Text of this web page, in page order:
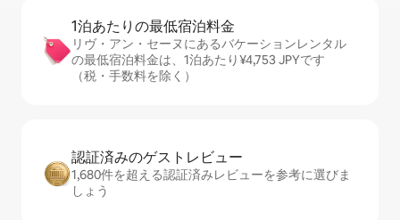
1泊あたりの最⁠低⁠宿⁠泊⁠料⁠金
リヴ・アン・セーヌにあるバケーションレンタル
の最低宿泊料金は、1泊あたり¥4,753 JPYです
（税・手数料を除く）
認証済みのゲ⁠ス⁠ト⁠レ⁠ビ⁠ュ⁠ー
1,680件を超える認証済みレビューを参考に選びま
しょう